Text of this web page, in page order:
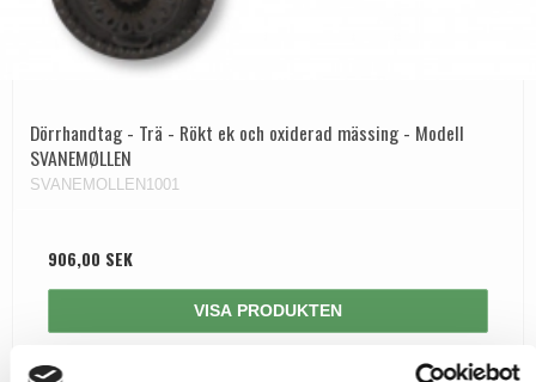
Dörrhandtag - Trä - Rökt ek och oxiderad mässing - Modell
SVANEMØLLEN
SVANEMOLLEN1001
906,00 SEK
VISA PRODUKTEN